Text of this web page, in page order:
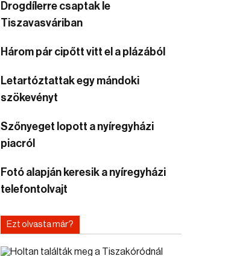
Drogdílerre csaptak le
Tiszavasváriban
Három pár cipőtt vitt el a plázából
Letartóztattak egy mándoki
szökevényt
Szőnyeget lopott a nyíregyházi
piacról
Fotó alapján keresik a nyíregyházi
telefontolvajt
Ezt olvasta már?